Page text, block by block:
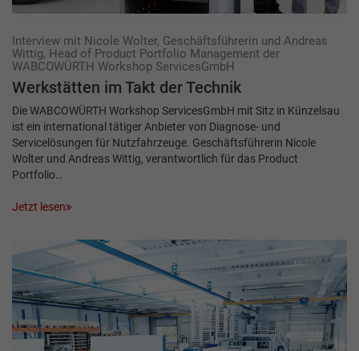
Interview mit Nicole Wolter, Geschäftsführerin und Andreas
Wittig, Head of Product Portfolio Management der
WABCOWÜRTH­ Workshop ServicesGmbH
Werkstätten im Takt der Technik
Die WABCOWÜRTH Workshop ServicesGmbH mit Sitz in Künzelsau
ist ein international tätiger Anbieter von Diagnose- und
Servicelösungen für Nutzfahrzeuge. Geschäftsführerin Nicole
Wolter und Andreas Wittig, verantwortlich für das Product
Portfolio…
Jetzt lesen